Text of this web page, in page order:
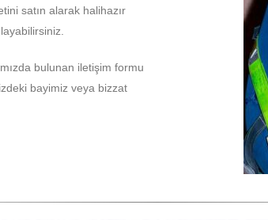
satın alarak halihazır
bulunan iletişim formu
bayimiz veya bizzat